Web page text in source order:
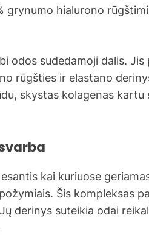
grynumo hialurono
odos sudedamoji dalis.
rūgšties ir elastano
skystas kolagenas kartu
kai kuriuose
Šis kompleksas
derinys suteikia odai